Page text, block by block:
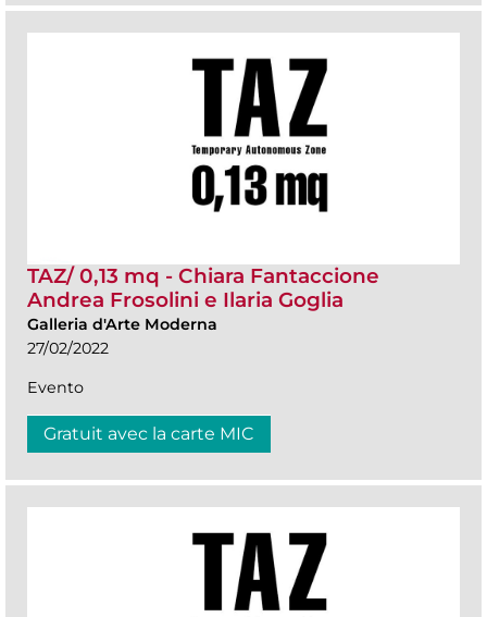
TAZ/ 0,13 mq - Chiara Fantaccione
Andrea Frosolini e Ilaria Goglia
Galleria d'Arte Moderna
27/02/2022
Evento
Gratuit avec la carte MIC